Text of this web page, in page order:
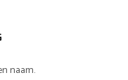
naam.